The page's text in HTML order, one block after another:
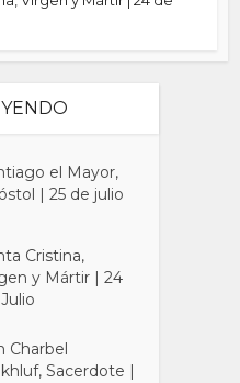
el Mayor,
| 25 de julio
Cristina,
y Mártir | 24
Charbel
Sacerdote |